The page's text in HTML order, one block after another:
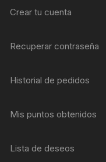
Crear tu cuenta
Recuperar contraseña
Historial de pedidos
Mis puntos obtenidos
Lista de deseos